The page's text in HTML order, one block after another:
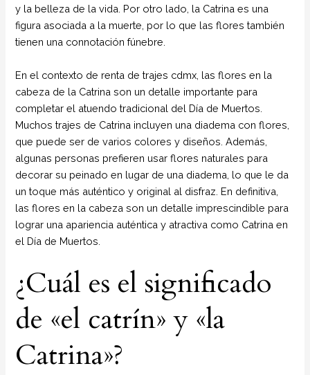
y la belleza de la vida. Por otro lado, la Catrina es una
figura asociada a la muerte, por lo que las flores también
tienen una connotación fúnebre.
En el contexto de renta de trajes cdmx, las flores en la
cabeza de la Catrina son un detalle importante para
completar el atuendo tradicional del Día de Muertos.
Muchos trajes de Catrina incluyen una diadema con flores,
que puede ser de varios colores y diseños. Además,
algunas personas prefieren usar flores naturales para
decorar su peinado en lugar de una diadema, lo que le da
un toque más auténtico y original al disfraz. En definitiva,
las flores en la cabeza son un detalle imprescindible para
lograr una apariencia auténtica y atractiva como Catrina en
el Día de Muertos.
¿Cuál es el significado
de «el catrín» y «la
Catrina»?